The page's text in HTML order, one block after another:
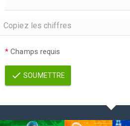
* Champs requis
SOUMETTRE